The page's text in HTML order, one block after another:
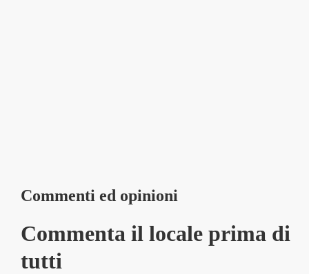
Commenti ed opinioni
Commenta il locale prima di
tutti